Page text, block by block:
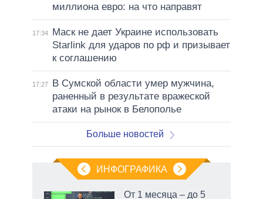
миллиона евро: на что направят
17:34
Маск не дает Украине использовать
Starlink для ударов по рф и призывает
к соглашению
17:27
В Сумской области умер мужчина,
раненный в результате вражеской
атаки на рынок в Белополье
Больше новостей
ИНФОГРАФИКА
От 1 месяца – до 5